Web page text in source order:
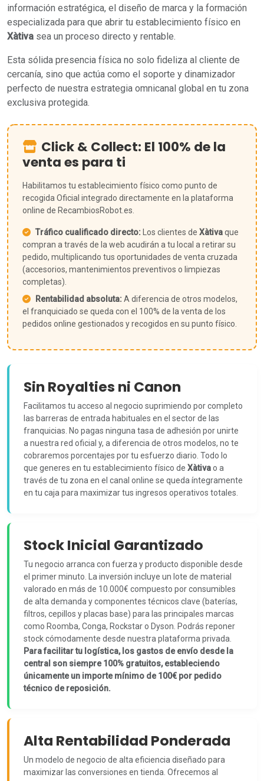
información estratégica, el diseño de marca y la formación
especializada para que abrir tu establecimiento físico en
Xàtiva sea un proceso directo y rentable.
Esta sólida presencia física no solo fideliza al cliente de
cercanía, sino que actúa como el soporte y dinamizador
perfecto de nuestra estrategia omnicanal global en tu zona
exclusiva protegida.
Click & Collect: El 100% de la
venta es para ti
Habilitamos tu establecimiento físico como punto de
recogida Oficial integrado directamente en la plataforma
online de RecambiosRobot.es.
Tráfico cualificado directo: Los clientes de Xàtivaque
compran a través de la web acudirán a tu local a retirar su
pedido, multiplicando tus oportunidades de venta cruzada
(accesorios, mantenimientos preventivos o limpiezas
completas).
Rentabilidad absoluta:A diferencia de otros modelos,
el franquiciado se queda con el 100% de la venta de los
pedidos online gestionados y recogidos en su punto físico.
Sin Royalties ni Canon
Facilitamos tu acceso al negocio suprimiendo por completo
las barreras de entrada habituales en el sector de las
franquicias. No pagas ninguna tasa de adhesión por unirte
a nuestra red oficial y, a diferencia de otros modelos, no te
cobraremos porcentajes por tu esfuerzo diario. Todo lo
que generes en tu establecimiento físico de Xàtivao a
través de tu zona en el canal online se queda íntegramente
en tu caja para maximizar tus ingresos operativos totales.
Stock Inicial Garantizado
Tu negocio arranca con fuerza y producto disponible desde
el primer minuto. La inversión incluye un lote de material
valorado en más de 10.000€ compuesto por consumibles
de alta demanda y componentes técnicos clave (baterías,
filtros, cepillos y placas base) para las principales marcas
como Roomba, Conga, Rockstar o Dyson. Podrás reponer
stock cómodamente desde nuestra plataforma privada.
Para facilitar tu logística, los gastos de envío desde la
central son siempre 100% gratuitos, estableciendo
únicamente un importe mínimo de 100€ por pedido
técnico de reposición.
Alta Rentabilidad Ponderada
Un modelo de negocio de alta eficiencia diseñado para
maximizar las conversiones en tienda. Ofrecemos al